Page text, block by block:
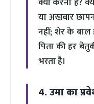
या अखबार
नहीं; शेर के
पिता की हर
भरता है।
4. उमा का